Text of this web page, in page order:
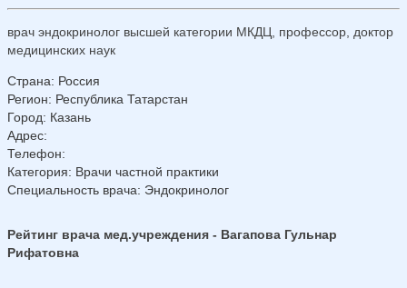
врач эндокринолог высшей категории МКДЦ, профессор, доктор
медицинских наук
Страна: Россия
Регион: Республика Татарстан
Город: Казань
Адрес:
Телефон:
Категория: Врачи частной практики
Специальность врача: Эндокринолог
Рейтинг врача мед.учреждения - Вагапова Гульнар
Рифатовна